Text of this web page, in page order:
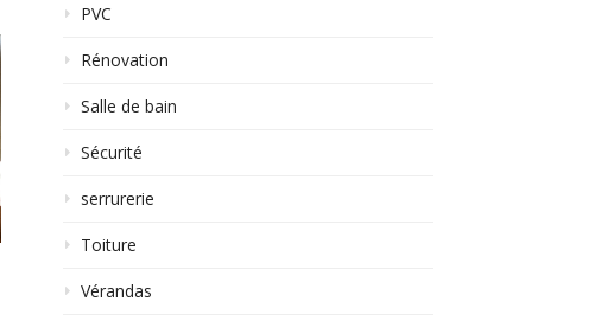
PVC
Rénovation
Salle de bain
Sécurité
serrurerie
Toiture
Vérandas